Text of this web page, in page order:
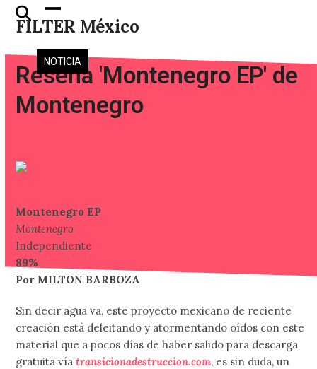
Skip
FILTER México
Open
mobile
menu
Close
mobile
menu
NOTICIA
Reseña 'Montenegro EP' de
Montenegro
Montenegro EP
Montenegro
Independiente
89%
Por MILTON BARBOZA
Sin decir agua va, este proyecto mexicano de reciente
creación está deleitando y atormentando oídos con este
material que a pocos días de haber salido para descarga
gratuita víatransicionadestruccion.com, es sin duda, un